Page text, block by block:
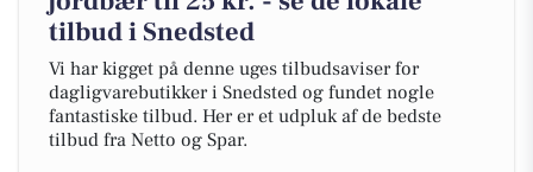
tilbud i Snedsted
Vi har kigget på denne uges tilbudsaviser for
dagligvarebutikker i Snedsted og fundet nogle
fantastiske tilbud. Her er et udpluk af de bedste
tilbud fra Netto og Spar.